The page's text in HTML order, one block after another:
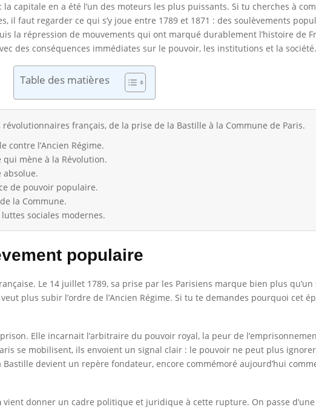
capitale en a été l’un des moteurs les plus puissants. Si tu cherches à
il faut regarder ce qui s’y joue entre 1789 et 1871 : des soulèvements
la répression de mouvements qui ont marqué durablement l’histoire de
des conséquences immédiates sur le pouvoir, les institutions et la société.
Table des matières
français, de la prise de la Bastille à la Commune de Paris.
contre l’Ancien Régime.
mène à la Révolution.
absolue.
de pouvoir populaire.
la Commune.
sociales modernes.
populaire
Le 14 juillet 1789, sa prise par les Parisiens marque bien plus
plus subir l’ordre de l’Ancien Régime. Si tu te demandes pourquoi cet
Elle incarnait l’arbitraire du pouvoir royal, la peur de
se mobilisent, ils envoient un signal clair : le pouvoir ne peut plus
devient un repère fondateur, encore commémoré aujourd’hui
vient donner un cadre politique et juridique à cette rupture. On passe